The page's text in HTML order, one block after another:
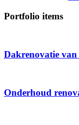
Portfolio items
Dakrenovatie
Onderhoud